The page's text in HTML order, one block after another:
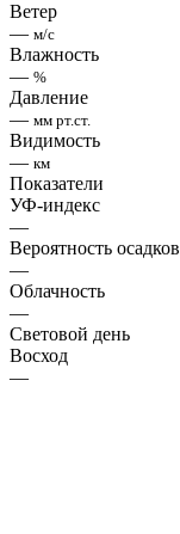
Ветер
— м/с
Влажность
— %
Давление
— мм рт.ст.
Видимость
— км
Показатели
УФ-индекс
—
Вероятность осадков
—
Облачность
—
Световой день
Восход
—